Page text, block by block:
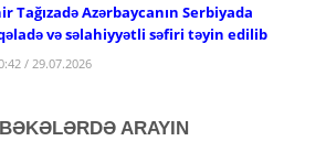
Tağızadə Azərbaycanın Serbiyada
və səlahiyyətli səfiri təyin edilib
/ 29.07.2026
ARAYIN